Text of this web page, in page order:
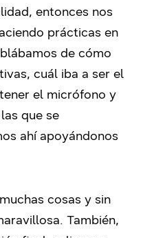
entonces nos
prácticas en
de cómo
cuál iba a ser el
el micrófono y
que se
ahí apoyándonos
cosas y sin
También,